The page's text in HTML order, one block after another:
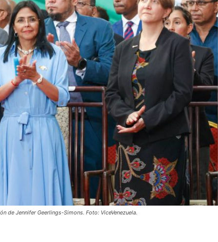
de Jennifer Geerlings-Simons. Foto: ViceVenezuela.